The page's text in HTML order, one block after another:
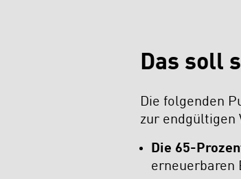
Das soll
Die folgenden
zur endgültigen
Die 65-
erneuerbaren